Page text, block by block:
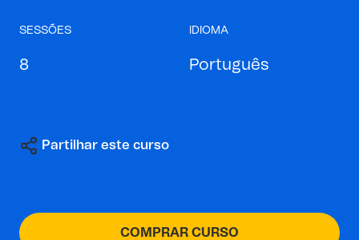
SESSÕES
8
IDIOMA
Português
Partilhar este curso
COMPRAR CURSO